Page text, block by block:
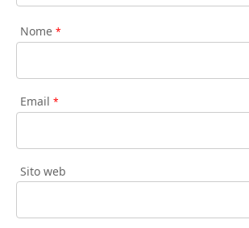
Nome *
Email *
Sito web